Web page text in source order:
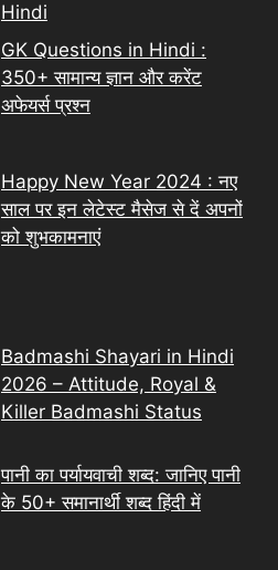
Hindi
GK Questions in Hindi :
350+ सामान्य ज्ञान और करेंट
अफेयर्स प्रश्न
Happy New Year 2024 : नए
साल पर इन लेटेस्ट मैसेज से दें अपनों
को शुभकामनाएं
Badmashi Shayari in Hindi
2026 – Attitude, Royal &
Killer Badmashi Status
पानी का पर्यायवाची शब्द: जानिए पानी
के 50+ समानार्थी शब्द हिंदी में